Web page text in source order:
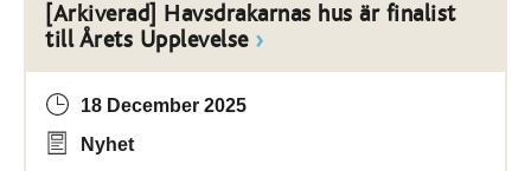
[Arkiverad] Havsdrakarnas hus är finalist
till Årets Upplevelse
18 December 2025
Nyhet